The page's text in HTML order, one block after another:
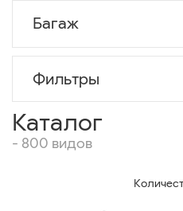
Багаж
Фильтры
Каталог
- 800 видов